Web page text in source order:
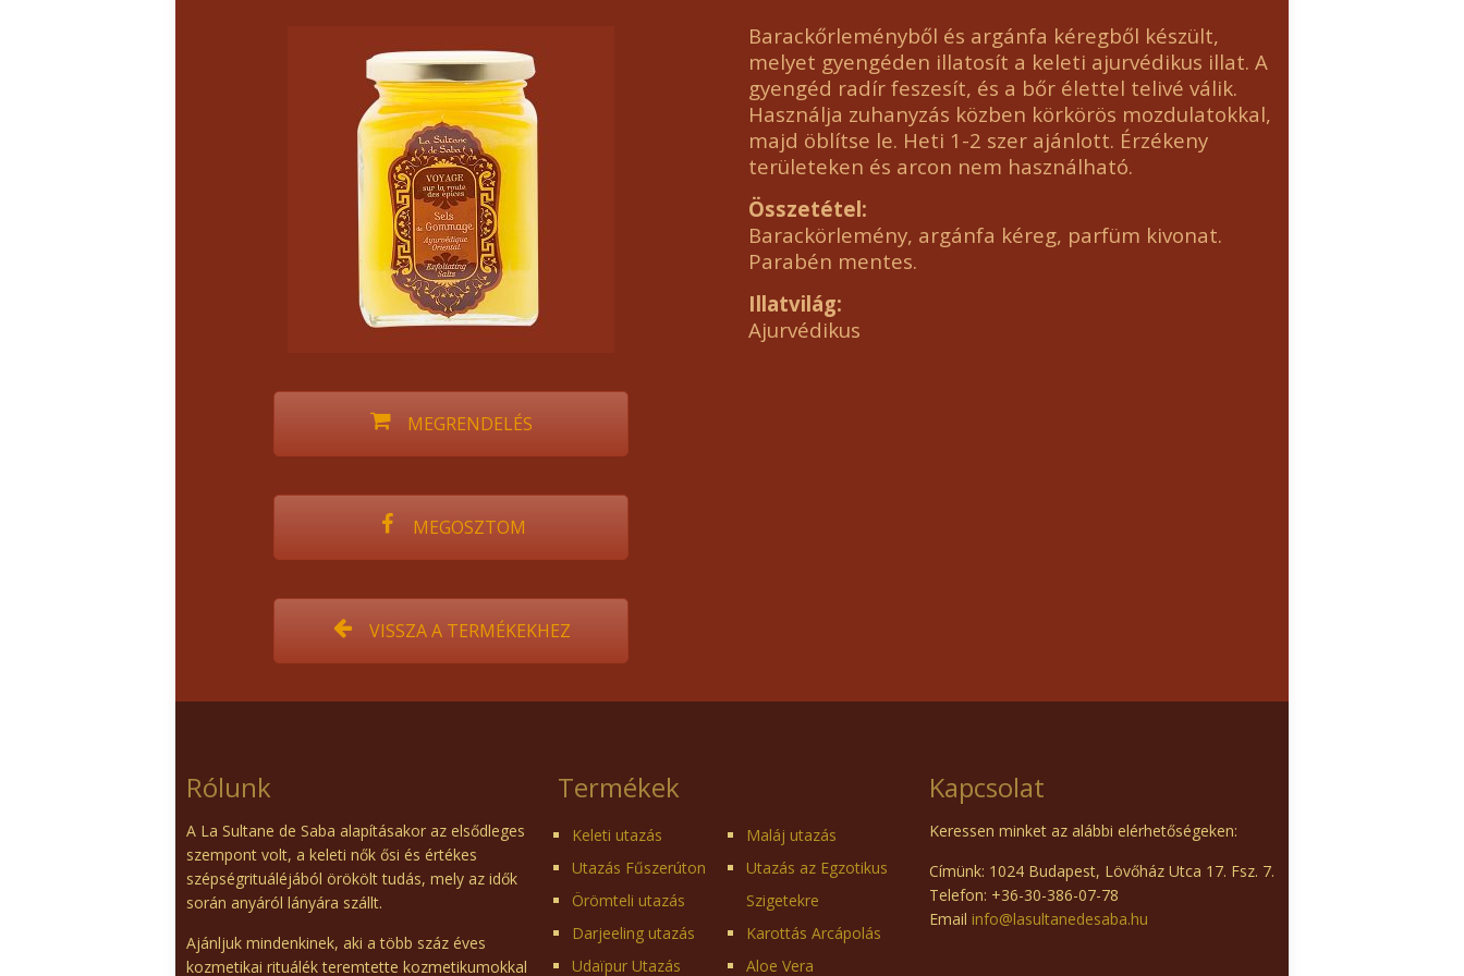
MEGRENDELÉS
MEGOSZTOM
VISSZA A TERMÉKEKHEZ
Barackőrleményből és argánfa kéregből készült,
melyet gyengéden illatosít a keleti ajurvédikus illat. A
gyengéd radír feszesít, és a bőr élettel telivé válik.
Használja zuhanyzás közben körkörös mozdulatokkal,
majd öblítse le. Heti 1-2 szer ajánlott. Érzékeny
területeken és arcon nem használható.
Összetétel:
Barackörlemény, argánfa kéreg, parfüm kivonat.
Parabén mentes.
Illatvilág:
Ajurvédikus
Rólunk
A La Sultane de Saba alapításakor az elsődleges
szempont volt, a keleti nők ősi és értékes
szépségrituáléjából örökölt tudás, mely az idők
során anyáról lányára szállt.
Ajánljuk mindenkinek, aki a több száz éves
kozmetikai rituálék teremtette kozmetikumokkal
Termékek
Keleti utazás
Utazás Fűszerúton
Örömteli utazás
Darjeeling utazás
Udaïpur Utazás
Maláj utazás
Utazás az Egzotikus
Szigetekre
Karottás Arcápolás
Aloe Vera
Kapcsolat
Keressen minket az alábbi elérhetőségeken:
Címünk: 1024 Budapest, Lövőház Utca 17. Fsz. 7.
Telefon: +36-30-386-07-78
Email info@lasultanedesaba.hu